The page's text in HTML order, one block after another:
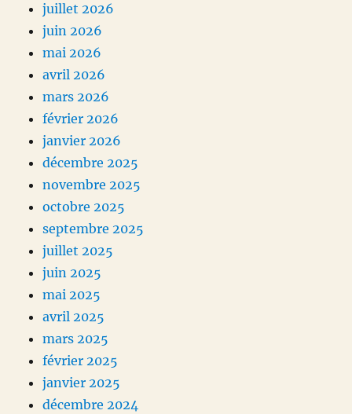
juillet 2026
juin 2026
mai 2026
avril 2026
mars 2026
février 2026
janvier 2026
décembre 2025
novembre 2025
octobre 2025
septembre 2025
juillet 2025
juin 2025
mai 2025
avril 2025
mars 2025
février 2025
janvier 2025
décembre 2024